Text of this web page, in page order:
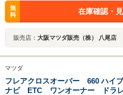
無
料
在庫確認・
販売店： 大阪マツダ販売（株） 八尾店
マツダ
フレアクロスオーバー 660 ハイ
ナビ ETC ワンオーナー ドラ